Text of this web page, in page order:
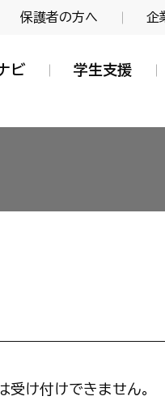
保護者の方へ 企
ビ 学生支援
け付けできません。